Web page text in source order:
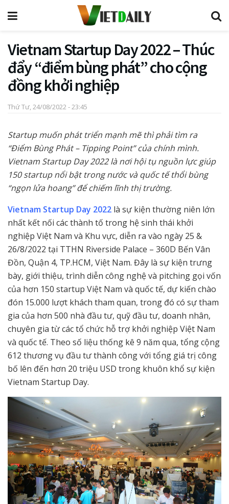
Vietnam Startup Day 2022 – Thúc
đẩy “điểm bùng phát” cho cộng
đồng khởi nghiệp
Thứ Tư, 24/08/2022 - 23:45
Startup muốn phát triển mạnh mẽ thì phải tìm ra
“Điểm Bùng Phát – Tipping Point” của chính mình.
Vietnam Startup Day 2022 là nơi hội tụ nguồn lực giúp
150 startup nổi bật trong nước và quốc tế thổi bùng
“ngọn lửa hoang” để chiếm lĩnh thị trường.
Vietnam Startup Day 2022 là sự kiện thường niên lớn
nhất kết nối các thành tố trong hệ sinh thái khởi
nghiệp Việt Nam và Khu vực, diễn ra vào ngày 25 &
26/8/2022 tại TTHN Riverside Palace – 360D Bến Vân
Đồn, Quận 4, TP.HCM, Việt Nam. Đây là sự kiện trưng
bày, giới thiệu, trình diễn công nghệ và pitching gọi vốn
của hơn 150 startup Việt Nam và quốc tế, dự kiến chào
đón 15.000 lượt khách tham quan, trong đó có sự tham
gia của hơn 500 nhà đầu tư, quỹ đầu tư, doanh nhân,
chuyên gia từ các tổ chức hỗ trợ khởi nghiệp Việt Nam
và quốc tế. Theo số liệu thống kê 9 năm qua, tổng cộng
612 thương vụ đầu tư thành công với tổng giá trị công
bố lên đến hơn 20 triệu USD trong khuôn khổ sự kiện
Vietnam Startup Day.